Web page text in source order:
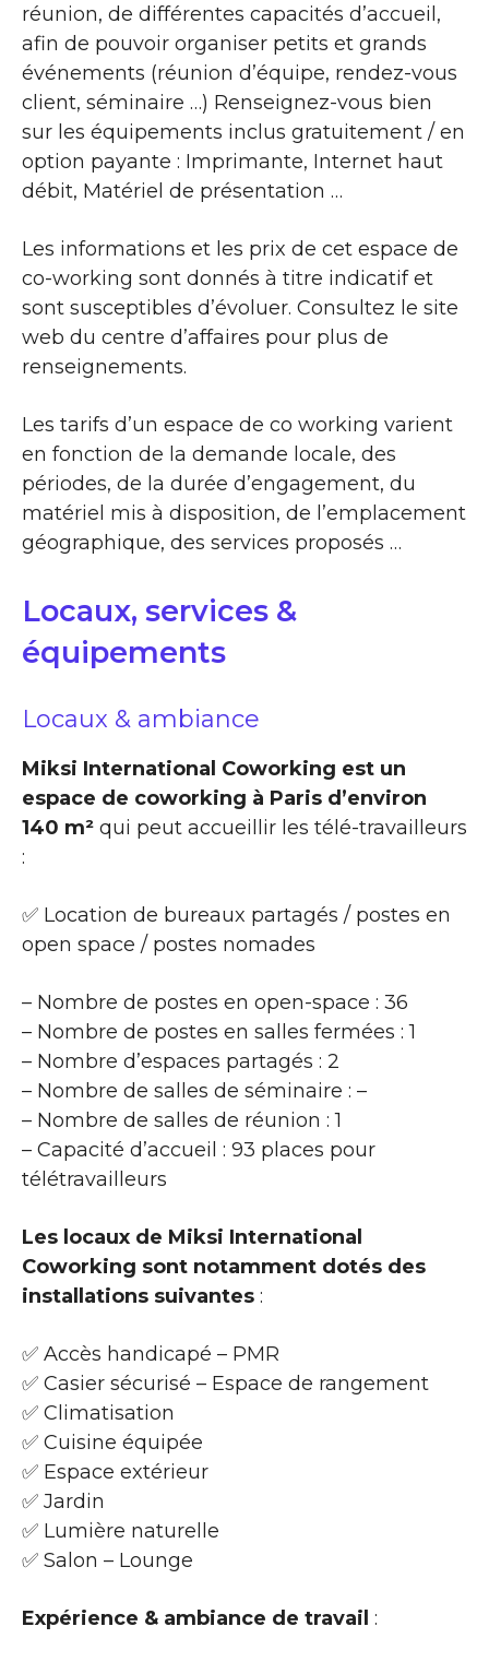
réunion, de différentes capacités d’accueil,
afin de pouvoir organiser petits et grands
événements (réunion d’équipe, rendez-vous
client, séminaire …) Renseignez-vous bien
sur les équipements inclus gratuitement / en
option payante : Imprimante, Internet haut
débit, Matériel de présentation …
Les informations et les prix de cet espace de
co-working sont donnés à titre indicatif et
sont susceptibles d’évoluer. Consultez le site
web du centre d’affaires pour plus de
renseignements.
Les tarifs d’un espace de co working varient
en fonction de la demande locale, des
périodes, de la durée d’engagement, du
matériel mis à disposition, de l’emplacement
géographique, des services proposés …
Locaux, services &
équipements
Locaux & ambiance
Miksi International Coworking est un
espace de coworking à Paris d’environ
140 m² qui peut accueillir les télé-travailleurs
:
✅ Location de bureaux partagés / postes en
open space / postes nomades
– Nombre de postes en open-space : 36
– Nombre de postes en salles fermées : 1
– Nombre d’espaces partagés : 2
– Nombre de salles de séminaire : –
– Nombre de salles de réunion : 1
– Capacité d’accueil : 93 places pour
télétravailleurs
Les locaux de Miksi International
Coworking sont notamment dotés des
installations suivantes :
✅ Accès handicapé – PMR
✅ Casier sécurisé – Espace de rangement
✅ Climatisation
✅ Cuisine équipée
✅ Espace extérieur
✅ Jardin
✅ Lumière naturelle
✅ Salon – Lounge
Expérience & ambiance de travail :